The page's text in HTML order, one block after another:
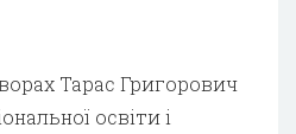
Тарас Григорович
освіти і